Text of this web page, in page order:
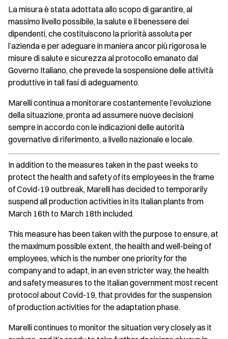
La misura è stata adottata allo scopo di garantire, al
massimo livello possibile, la salute e il benessere dei
dipendenti, che costituiscono la priorità assoluta per
l’azienda e per adeguare in maniera ancor più rigorosa le
misure di salute e sicurezza al protocollo emanato dal
Governo Italiano, che prevede la sospensione delle attività
produttive in tali fasi di adeguamento.
Marelli continua a monitorare costantemente l’evoluzione
della situazione, pronta ad assumere nuove decisioni
sempre in accordo con le indicazioni delle autorità
governative di riferimento, a livello nazionale e locale.
In addition to the measures taken in the past weeks to
protect the health and safety of its employees in the frame
of Covid-19 outbreak, Marelli has decided to temporarily
suspend all production activities in its Italian plants from
March 16th to March 18th included.
This measure has been taken with the purpose to ensure, at
the maximum possible extent, the health and well-being of
employees, which is the number one priority for the
company and to adapt, in an even stricter way, the health
and safety measures to the Italian government most recent
protocol about Covid-19, that provides for the suspension
of production activities for the adaptation phase.
Marelli continues to monitor the situation very closely as it